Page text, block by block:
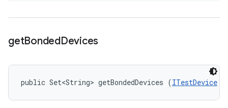
getBondedDevices
public Set<String> getBondedDevices (ITestDevice